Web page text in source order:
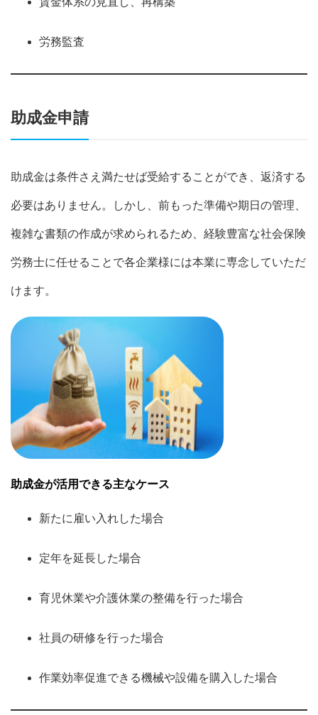
労務監査
助成金申請
助成金は条件さえ満たせば受給することができ、返済する
必要はありません。しかし、前もった準備や期日の管理、
複雑な書類の作成が求められるため、経験豊富な社会保険
労務士に任せることで各企業様には本業に専念していただ
けます。
助成金が活用できる主なケース
新たに雇い入れした場合
定年を延長した場合
育児休業や介護休業の整備を行った場合
社員の研修を行った場合
作業効率促進できる機械や設備を購入した場合